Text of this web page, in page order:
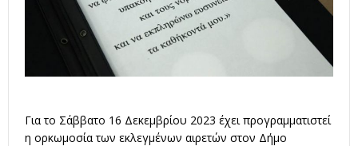
Για το Σάββατο 16 Δεκεμβρίου 2023 έχει προγραμματιστεί
η ορκωμοσία των εκλεγμένων αιρετών στον Δήμο